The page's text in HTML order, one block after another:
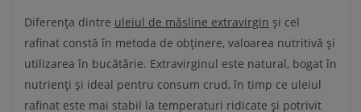
Diferența dintre uleiul de măsline extravirgin și cel
rafinat constă în metoda de obținere, valoarea nutritivă și
utilizarea în bucătărie. Extravirginul este natural, bogat în
nutrienți și ideal pentru consum crud, în timp ce uleiul
rafinat este mai stabil la temperaturi ridicate și potrivit